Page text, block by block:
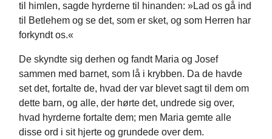
til himlen, sagde hyrderne til hinanden: »Lad os gå ind
til Betlehem og se det, som er sket, og som Herren har
forkyndt os.«
De skyndte sig derhen og fandt Maria og Josef
sammen med barnet, som lå i krybben. Da de havde
set det, fortalte de, hvad der var blevet sagt til dem om
dette barn, og alle, der hørte det, undrede sig over,
hvad hyrderne fortalte dem; men Maria gemte alle
disse ord i sit hjerte og grundede over dem.